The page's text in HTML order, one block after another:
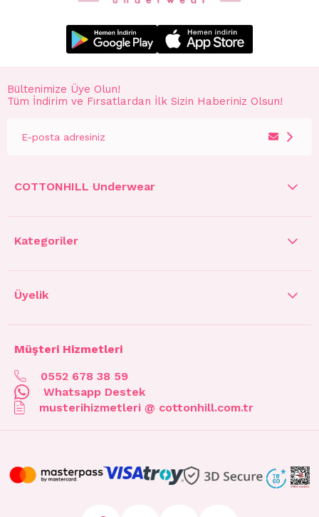
Bültenimize Üye Olun!
Tüm İndirim ve Fırsatlardan İlk Sizin Haberiniz Olsun!
COTTONHILL Underwear
Kategoriler
Üyelik
Müşteri Hizmetleri
0552 678 38 59
Whatsapp Destek
musterihizmetleri @ cottonhill.com.tr